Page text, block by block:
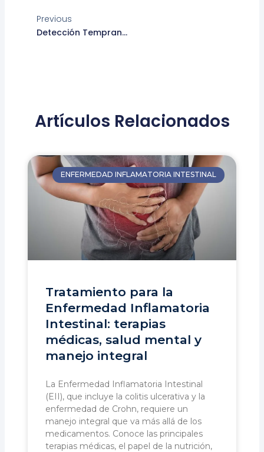
Previous
Detección Temprana De Cáncer Digestivo: Prevención, Diagnóstico Y Cuidado Oportuno
Artículos Relacionados
ENFERMEDAD INFLAMATORIA INTESTINAL
Tratamiento para la
Enfermedad Inflamatoria
Intestinal: terapias
médicas, salud mental y
manejo integral
La Enfermedad Inflamatoria Intestinal
(EII), que incluye la colitis ulcerativa y la
enfermedad de Crohn, requiere un
manejo integral que va más allá de los
medicamentos. Conoce las principales
terapias médicas, el papel de la nutrición,